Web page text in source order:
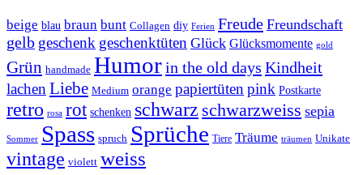
beige blau braun bunt Collagen diy Ferien Freude Freundschaft
gelb geschenk geschenktüten Glück Glücksmomente gold
Grün handmade Humorin the old days Kindheit
lachenLiebe Medium orange papiertütenpink Postkarte
retro rosa rot schenken schwarz schwarzweiss sepia
Sommer Spass spruch Sprüche Tiere Träume träumen Unikate
vintage violett weiss